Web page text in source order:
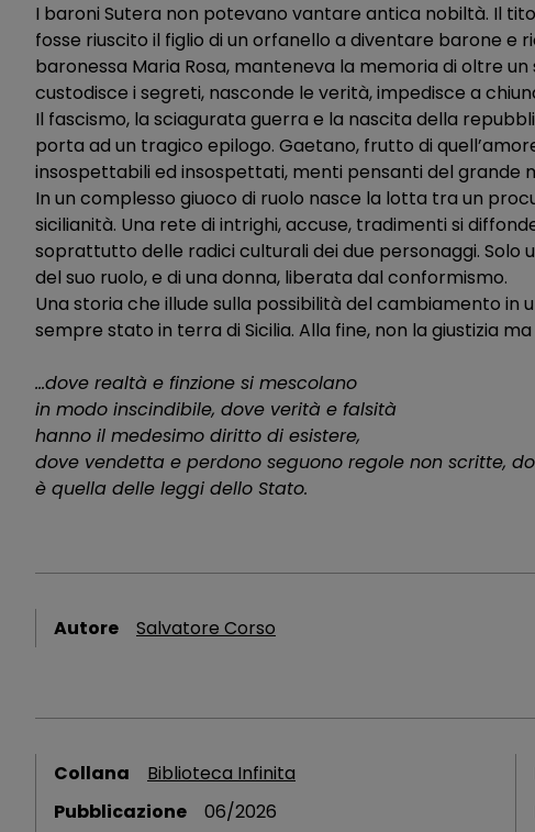
I baroni Sutera non potevano vantare antica nobiltà. Il
fosse riuscito il figlio di un orfanello a diventare barone e
baronessa Maria Rosa, manteneva la memoria di oltre
custodisce i segreti, nasconde le verità, impedisce a
Il fascismo, la sciagurata guerra e la nascita della
porta ad un tragico epilogo. Gaetano, frutto di
insospettabili ed insospettati, menti pensanti del grande
In un complesso giuoco di ruolo nasce la lotta tra un
sicilianità. Una rete di intrighi, accuse, tradimenti si
soprattutto delle radici culturali dei due personaggi. Solo
del suo ruolo, e di una donna, liberata dal conformismo.
Una storia che illude sulla possibilità del cambiamento
sempre stato in terra di Sicilia. Alla fine, non la giustizia
…dove realtà e finzione si mescolano
in modo inscindibile, dove verità e falsità
hanno il medesimo diritto di esistere,
dove vendetta e perdono seguono regole non scritte,
è quella delle leggi dello Stato.
Autore Salvatore Corso
Collana Biblioteca Infinita
Pubblicazione
06/2026